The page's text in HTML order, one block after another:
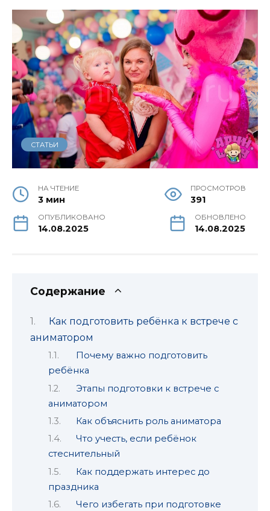
СТАТЬИ
НА ЧТЕНИЕ
3 мин
ПРОСМОТРОВ
391
ОПУБЛИКОВАНО
14.08.2025
ОБНОВЛЕНО
14.08.2025
Содержание
Как подготовить ребёнка к встрече с
аниматором
Почему важно подготовить
ребёнка
Этапы подготовки к встрече с
аниматором
Как объяснить роль аниматора
Что учесть, если ребёнок
стеснительный
Как поддержать интерес до
праздника
Чего избегать при подготовке